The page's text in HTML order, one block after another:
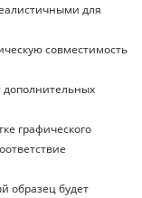
для
совместимость
дополнительных
графического
образец будет